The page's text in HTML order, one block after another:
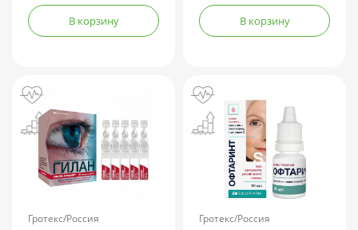
В корзину В корзину
Гротекс/Россия Гротекс/Россия